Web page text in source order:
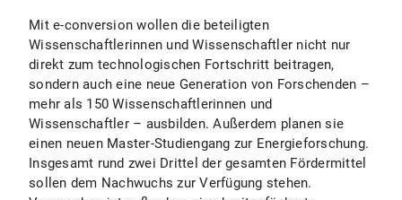
Mit e-conversion wollen die beteiligten
Wissenschaftlerinnen und Wissenschaftler nicht nur
direkt zum technologischen Fortschritt beitragen,
sondern auch eine neue Generation von Forschenden –
mehr als 150 Wissenschaftlerinnen und
Wissenschaftler – ausbilden. Außerdem planen sie
einen neuen Master-Studiengang zur Energieforschung.
Insgesamt rund zwei Drittel der gesamten Fördermittel
sollen dem Nachwuchs zur Verfügung stehen.